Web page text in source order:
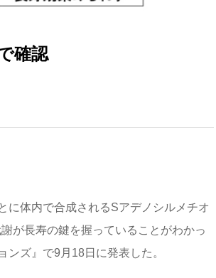
確認
に体内で合成されるSアデノシルメチオ
が長寿の鍵を握っていることがわかっ
ズ』で9月18日に発表した。